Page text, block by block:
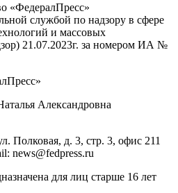
«ФедералПресс»
службой по надзору в сфере
и массовых
21.07.2023г. за номером ИА №
Александровна
Полковая, д. 3, стр. 3, офис 211
news@fedpress.ru
для лиц старше 16 лет